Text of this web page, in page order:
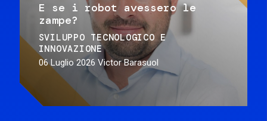
E se i robot avessero le
zampe?
SVILUPPO TECNOLOGICO E
INNOVAZIONE
06 Luglio 2026 Victor Barasuol